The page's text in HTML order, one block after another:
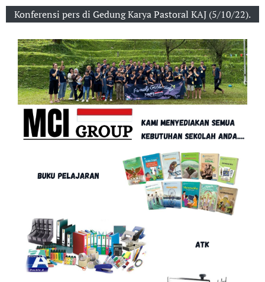
Konferensi pers di Gedung Karya Pastoral KAJ (5/10/22).